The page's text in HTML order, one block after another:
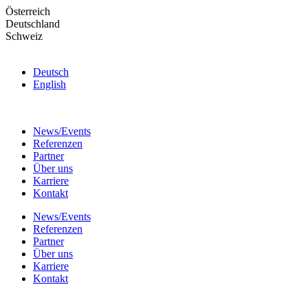
Skip
to
the
Österreich
Deutschland
Schweiz
Deutsch
English
News/Events
Referenzen
Partner
Über uns
Karriere
Kontakt
News/Events
Referenzen
Partner
Über uns
Karriere
Kontakt